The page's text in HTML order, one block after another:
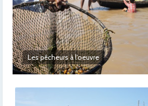
La végétation sur les bords